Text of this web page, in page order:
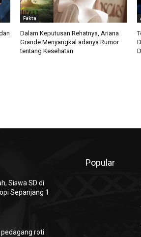
Fakta
Dalam Keputusan Rehatnya, Ariana
Grande Menyangkal adanya Rumor
tentang Kesehatan
Siswa SD di
Sepanjang 1
roti
Popular